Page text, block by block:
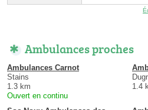
Ambulances proches
Ambulances Carnot
Stains
1.3 km
Ouvert en continu
1.4